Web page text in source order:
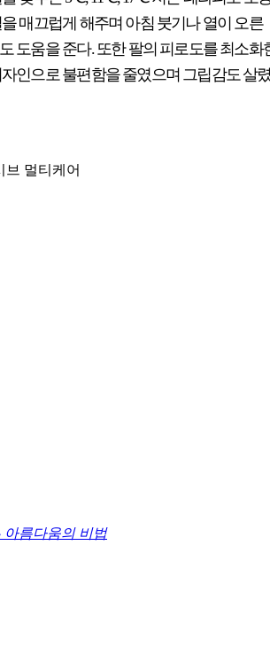
매끄럽게 해주며 아침 붓기나 열이 오른
도움을 준다. 또한 팔의 피로도를 최소화
인으로 불편함을 줄였으며 그립감도 살
아름다움의 비법